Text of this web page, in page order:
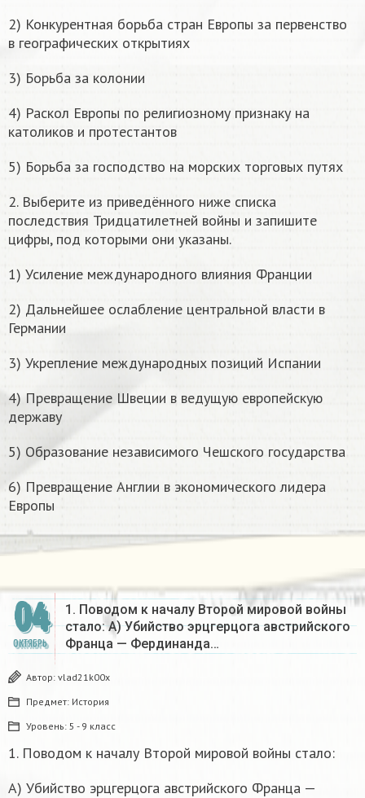
2) Конкурентная борьба стран Европы за первенство
в географических открытиях
3) Борьба за колонии
4) Раскол Европы по религиозному признаку на
католиков и протестантов
5) Борьба за господство на морских торговых путях
2. Выберите из приведённого ниже списка
последствия Тридцатилетней войны и запишите
цифры, под которыми они указаны.
1) Усиление международного влияния Франции
2) Дальнейшее ослабление центральной власти в
Германии
3) Укрепление международных позиций Испании
4) Превращение Швеции в ведущую европейскую
державу
5) Образование независимого Чешского государства
6) Превращение Англии в экономического лидера
Европы
04
ОКТЯБРЬ
1. Поводом к началу Второй мировой войны
стало: А) Убийство эрцгерцога австрийского
Франца — Фердинанда…
Автор: vlad21k00x
Предмет: История
Уровень: 5 - 9 класс
1. Поводом к началу Второй мировой войны стало:
А) Убийство эрцгерцога австрийского Франца —